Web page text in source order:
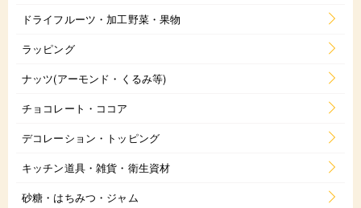
ドライフルーツ・加工野菜・果物
ラッピング
ナッツ(アーモンド・くるみ等)
チョコレート・ココア
デコレーション・トッピング
キッチン道具・雑貨・衛生資材
砂糖・はちみつ・ジャム